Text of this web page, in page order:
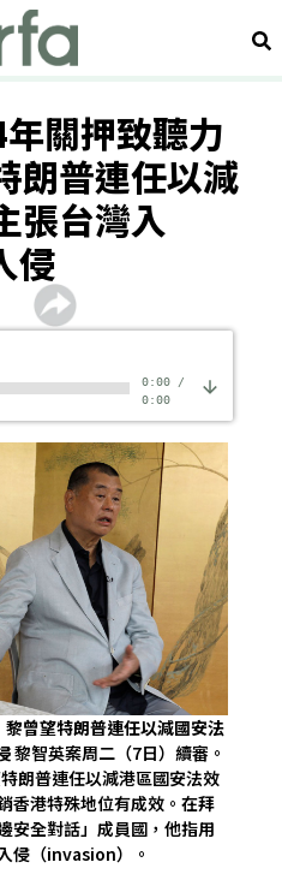
搜
年關押致聽力
普連任以減
台灣入
侵
0:00/
0:00
曾望特朗普連任以減國安法
黎智英案周二（7日）續審。
朗普連任以減港區國安法效
香港特殊地位有成效。在拜
安全對話」成員國，他指用
侵（invasion）。